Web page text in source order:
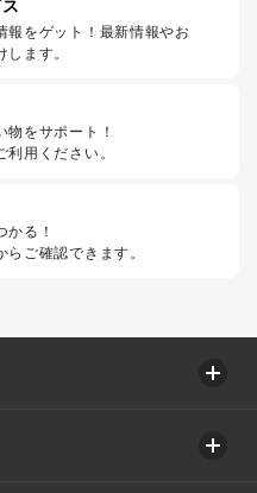
報をゲット！最新情報やお
ます。
物をサポート！
用ください。
かる！
ご確認できます。